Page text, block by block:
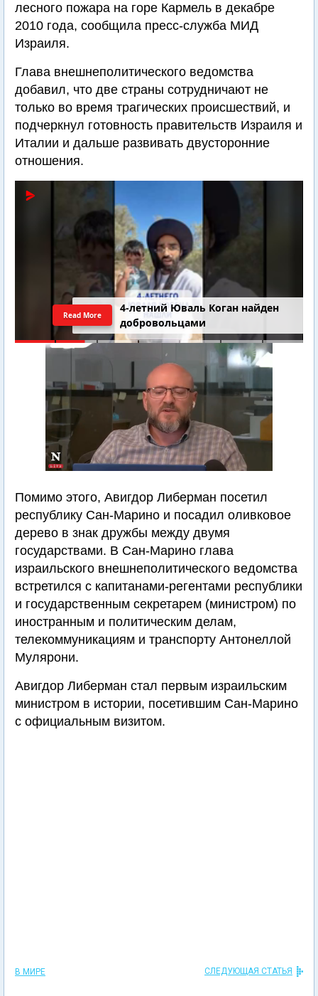
лесного пожара на горе Кармель в декабре
2010 года, сообщила пресс-служба МИД
Израиля.
Глава внешнеполитического ведомства
добавил, что две страны сотрудничают не
только во время трагических происшествий, и
подчеркнул готовность правительств Израиля и
Италии и дальше развивать двусторонние
отношения.
4-летний Юваль Коган найден
добровольцами
Read More
Помимо этого, Авигдор Либерман посетил
республику Сан-Марино и посадил оливковое
дерево в знак дружбы между двумя
государствами. В Сан-Марино глава
израильского внешнеполитического ведомства
встретился с капитанами-регентами республики
и государственным секретарем (министром) по
иностранным и политическим делам,
телекоммуникациям и транспорту Антонеллой
Мулярони.
Авигдор Либерман стал первым израильским
министром в истории, посетившим Сан-Марино
с официальным визитом.
В МИРЕ СЛЕДУЮЩАЯ СТАТЬЯ